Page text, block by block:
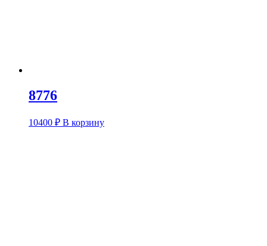
8776
10400 ₽ В корзину